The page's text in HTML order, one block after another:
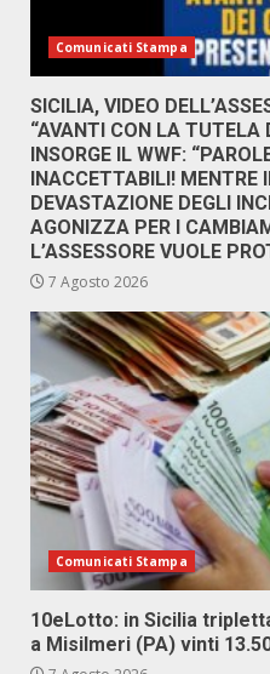
Comunicati Stampa
SICILIA, VIDEO
“AVANTI CON LA TUTELA
INSORGE IL WWF:
INACCETTABILI! MENTRE
DEVASTAZIONE DEGLI
AGONIZZA PER I
L’ASSESSORE VUOLE
7 Agosto 2026
Comunicati Stampa
10eLotto: in Sicilia
a Misilmeri (PA) vinti